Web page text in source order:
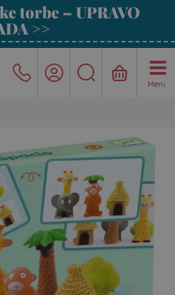
torbe – UPRAVO
>>
Meni